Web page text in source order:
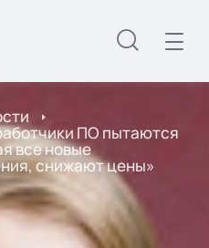
ПО пытаются
все новые
снижают цены»